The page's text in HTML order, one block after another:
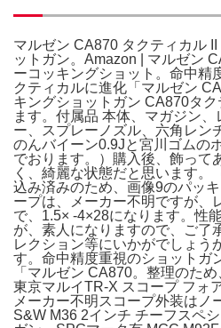
マルゼン CA870 タクティカル
ットガン。Amazon | マルゼン
ーコッキングショット。命中精
クティカルに進化「マルゼン
キングショットガン CA870タ
ます。付属品 本体、マガジン
ー、スプレーノズル、六角レン
のんバイーン0.9Jと宮川ゴムの
でおります。）購入後、飾って
く、綺麗な状態だと思います。
込み済みのため、画像9のパッ
ープは、メーカー不明ですが、
で、1.5× -4×28になります。性
が、素人になりますので、ご了
レクション等にいかがでしょう
す。命中精度重視のショットガ
「マルゼン CA870。整理のた
東京マルイTR-X スコープ フォ
メーカー不明スコープ外装はノ
S&W M36 2インチ チーフスペ